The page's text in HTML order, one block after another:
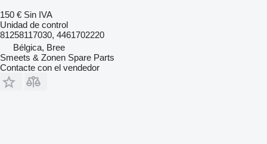
150 € Sin IVA
Unidad de control
81258117030, 4461702220
Bélgica, Bree
Smeets & Zonen Spare Parts
Contacte con el vendedor